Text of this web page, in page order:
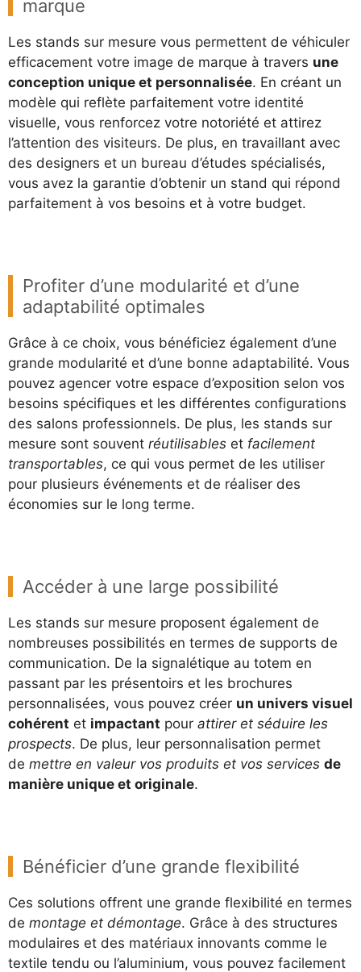
marque
Les stands sur mesure vous permettent de véhiculer
efficacement votre image de marque à travers une
conception unique et personnalisée. En créant un
modèle qui reflète parfaitement votre identité
visuelle, vous renforcez votre notoriété et attirez
l’attention des visiteurs. De plus, en travaillant avec
des designers et un bureau d’études spécialisés,
vous avez la garantie d’obtenir un stand qui répond
parfaitement à vos besoins et à votre budget.
Profiter d’une modularité et d’une
adaptabilité optimales
Grâce à ce choix, vous bénéficiez également d’une
grande modularité et d’une bonne adaptabilité. Vous
pouvez agencer votre espace d’exposition selon vos
besoins spécifiques et les différentes configurations
des salons professionnels. De plus, les stands sur
mesure sont souvent réutilisables et facilement
transportables, ce qui vous permet de les utiliser
pour plusieurs événements et de réaliser des
économies sur le long terme.
Accéder à une large possibilité
Les stands sur mesure proposent également de
nombreuses possibilités en termes de supports de
communication. De la signalétique au totem en
passant par les présentoirs et les brochures
personnalisées, vous pouvez créer un univers visuel
cohérent et impactant pour attirer et séduire les
prospects. De plus, leur personnalisation permet
de mettre en valeur vos produits et vos services de
manière unique et originale.
Bénéficier d’une grande flexibilité
Ces solutions offrent une grande flexibilité en termes
de montage et démontage. Grâce à des structures
modulaires et des matériaux innovants comme le
textile tendu ou l’aluminium, vous pouvez facilement